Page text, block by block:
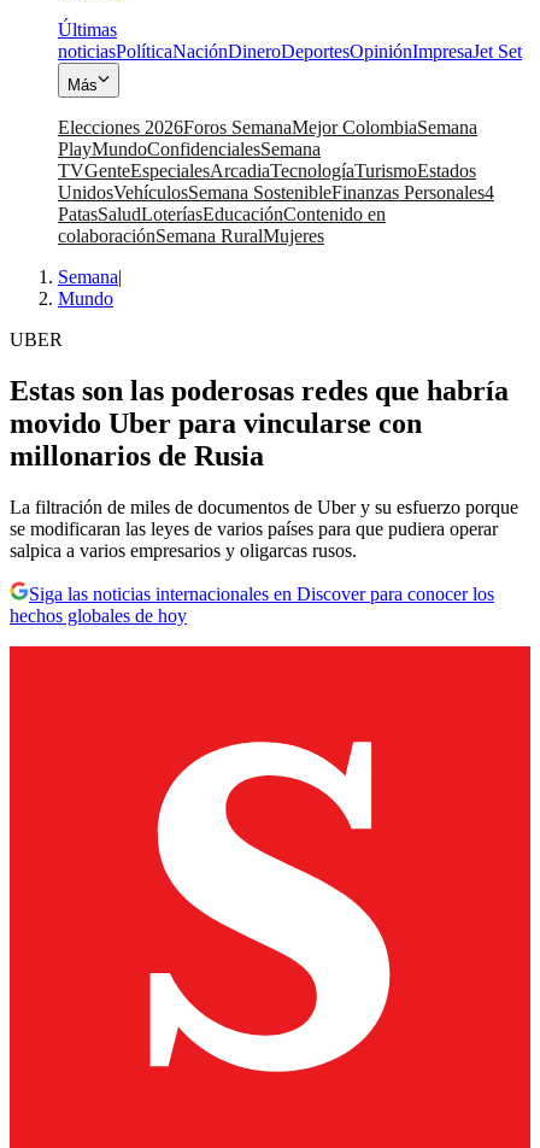
Últimas
noticiasPolíticaNaciónDineroDeportesOpiniónImpresaJet Set
Más
Elecciones 2026Foros SemanaMejor ColombiaSemana
PlayMundoConfidencialesSemana
TVGenteEspecialesArcadiaTecnologíaTurismoEstados
UnidosVehículosSemana SostenibleFinanzas Personales4
PatasSaludLoteríasEducaciónContenido en
colaboraciónSemana RuralMujeres
Semana|
Mundo
UBER
Estas son las poderosas redes que habría
movido Uber para vincularse con
millonarios de Rusia
La filtración de miles de documentos de Uber y su esfuerzo porque
se modificaran las leyes de varios países para que pudiera operar
salpica a varios empresarios y oligarcas rusos.
Siga las noticias internacionales en Discover para conocer los
hechos globales de hoy